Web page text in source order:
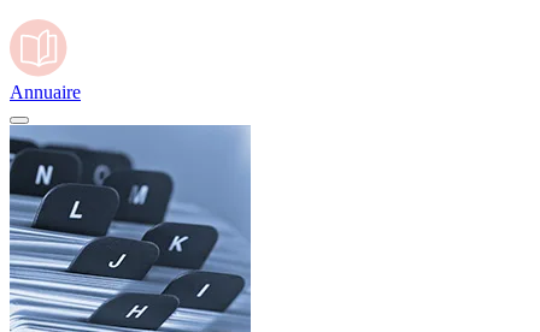
Annuaire